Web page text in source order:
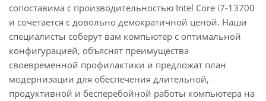
сопоставима с производительностью Intel Core i7-13700
и сочетается с довольно демократичной ценой. Наши
специалисты соберут вам компьютер с оптимальной
конфигурацией, объяснят преимущества
своевременной профилактики и предложат план
модернизации для обеспечения длительной,
продуктивной и бесперебойной работы компьютера на